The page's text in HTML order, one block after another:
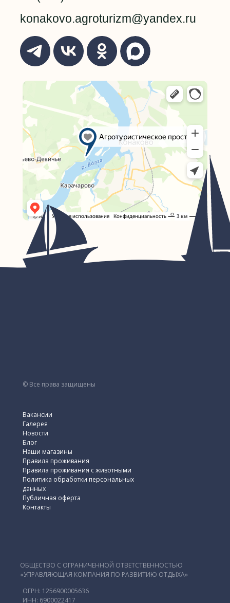
konakovo.agroturizm@yandex.ru
ОГРН: 1256900005636
ИНН: 6900022417
© Все права защищены
Вакансии
Галерея
Новости
Блог
Наши магазины
Правила проживания
Правила проживания с животными
Политика обработки персональных
данных
Публичная оферта
Контакты
ОБЩЕСТВО С ОГРАНИЧЕННОЙ ОТВЕТСТВЕННОСТЬЮ
«УПРАВЛЯЮЩАЯ КОМПАНИЯ ПО РАЗВИТИЮ ОТДЫХА»